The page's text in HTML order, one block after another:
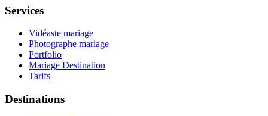
Services
Vidéaste mariage
Photographe mariage
Portfolio
Mariage Destination
Tarifs
Destinations